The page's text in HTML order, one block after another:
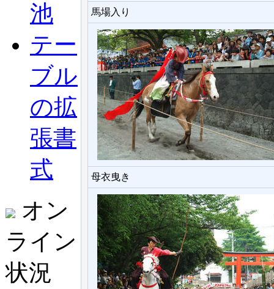
池
テー
ブル
の拡
張書
式
オン
ライン
状況
馬場入り
母衣曳き